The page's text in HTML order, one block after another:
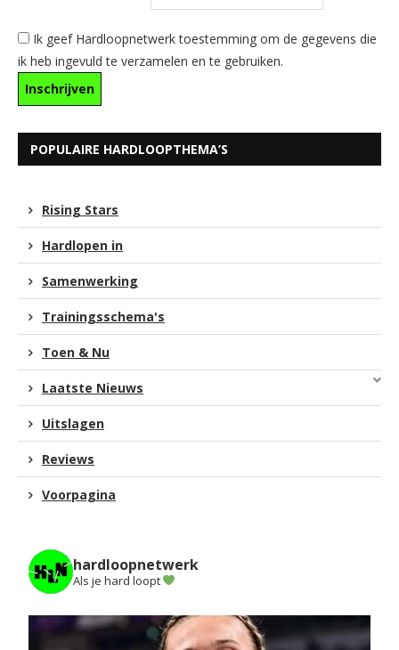
Ik geef Hardloopnetwerk toestemming om de gegevens die
ik heb ingevuld te verzamelen en te gebruiken.
POPULAIRE HARDLOOPTHEMA’S
Rising Stars
Hardlopen in
Samenwerking
Trainingsschema's
Toen & Nu
Laatste Nieuws
Uitslagen
Reviews
Voorpagina
hardloopnetwerk
Als je hard loopt